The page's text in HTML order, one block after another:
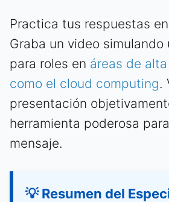
Practica tus respuestas
Graba un video simulando
para roles en áreas de
como el cloud computing.
presentación
herramienta poderosa
mensaje.
💡 Resumen del